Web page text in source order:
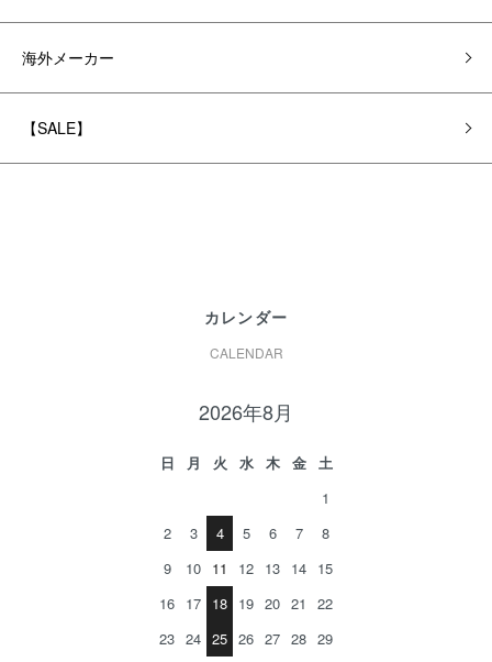
海外メーカー
【SALE】
カレンダー
CALENDAR
2026年8月
日 月 火 水 木 金
土
1
2
3 4 5 6 7
8
9
10 11 12 13 14 15
16 17 18 19 20 21
22
23 24 25 26 27 28 29